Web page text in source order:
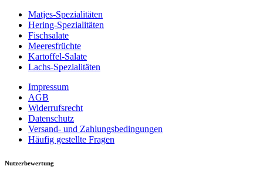
Matjes-Spezialitäten
Hering-Spezialitäten
Fischsalate
Meeresfrüchte
Kartoffel-Salate
Lachs-Spezialitäten
Impressum
AGB
Widerrufsrecht
Datenschutz
Versand- und Zahlungsbedingungen
Häufig gestellte Fragen
Nutzerbewertung